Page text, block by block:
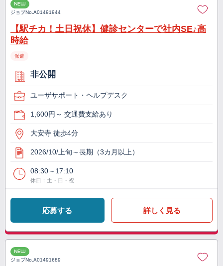
NEW
ジョブNo.A01491944
【駅チカ！土日祝休】健診センターで社内SE♪高
時給
派遣
非公開
ユーザサポート・ヘルプデスク
1,600円～ 交通費支給あり
大安寺 徒歩4分
2026/10/上旬～長期（3カ月以上）
08:30～17:10
休日：土・日・祝
応募する 詳しく見る
NEW
ジョブNo.A01491689